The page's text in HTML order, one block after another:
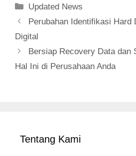
Categories
Updated News
Post
navigation
Perubahan Identifikasi Hard
Digital
Bersiap Recovery Data dan
Hal Ini di Perusahaan Anda
Tentang Kami